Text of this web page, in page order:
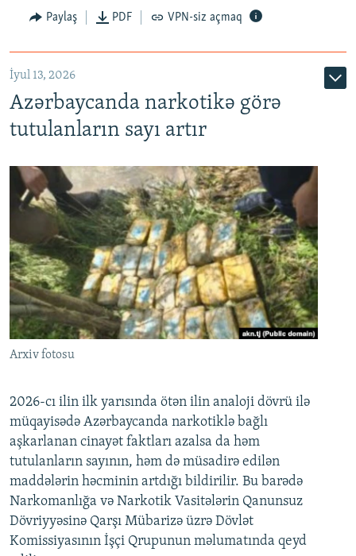
Paylaş PDF VPN-siz açmaq
İyul 13, 2026
Azərbaycanda narkotikə görə
tutulanların sayı artır
Arxiv fotosu
2026-cı ilin ilk yarısında ötən ilin analoji dövrü ilə
müqayisədə Azərbaycanda narkotiklə bağlı
aşkarlanan cinayət faktları azalsa da həm
tutulanların sayının, həm də müsadirə edilən
maddələrin həcminin artdığı bildirilir. Bu barədə
Narkomanlığa və Narkotik Vasitələrin Qanunsuz
Dövriyyəsinə Qarşı Mübarizə üzrə Dövlət
Komissiyasının İşçi Qrupunun məlumatında qeyd